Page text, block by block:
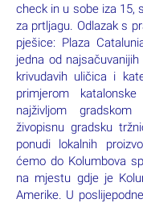
check in u sobe iza 15,
za prtljagu. Odlazak s
pješice: Plaza
jedna od
krivudavih uličica i
primjerom
najživljom
živopisnu gradsku
ponudi lokalnih
ćemo do Kolumbova
na mjestu gdje je
Amerike. U